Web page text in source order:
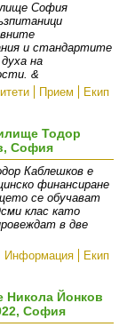
София
и стандартите
на
&
Прием Екип
Тодор
София
Каблешков е
финансиране
се обучават
клас като
в две
Информация
Екип
Никола Йонков
София